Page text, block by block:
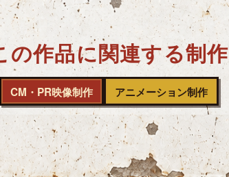
の作品に関連する制作
CM・PR映像制作 アニメーション制作